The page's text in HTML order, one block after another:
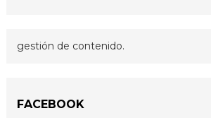
gestión de contenido.
FACEBOOK